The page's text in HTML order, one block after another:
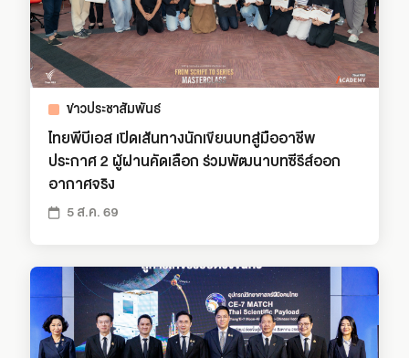
ข่าวประชาสัมพันธ์
ไทยพีบีเอส เปิดเส้นทางนักเขียนบทสู่มืออาชีพ
ประกาศ 2 ผู้ผ่านคัดเลือก ร่วมพัฒนาบทซีรีส์ออก
อากาศจริง
5 ส.ค. 69